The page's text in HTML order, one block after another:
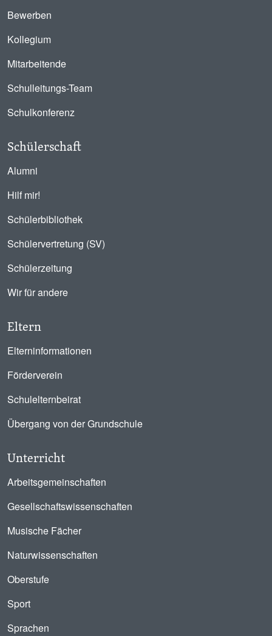
Bewerben
Kollegium
Mitarbeitende
Schulleitungs-Team
Schulkonferenz
Schülerschaft
Alumni
Hilf mir!
Schülerbibliothek
Schülervertretung (SV)
Schülerzeitung
Wir für andere
Eltern
Elterninformationen
Förderverein
Schulelternbeirat
Übergang von der Grundschule
Unterricht
Arbeitsgemeinschaften
Gesellschaftswissenschaften
Musische Fächer
Naturwissenschaften
Oberstufe
Sport
Sprachen